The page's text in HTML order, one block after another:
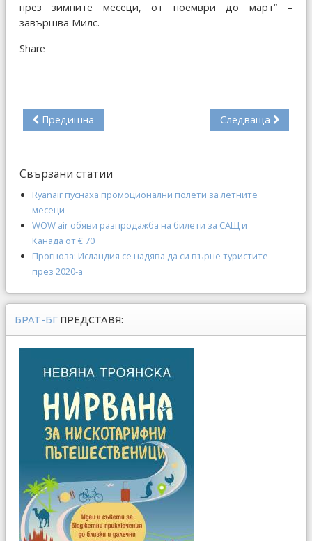
през зимните месеци, от ноември до март“ –
завършва Милс.
Share
Предишна Следваща
Свързани статии
Ryanair пуснаха промоционални полети за летните
месеци
WOW air обяви разпродажба на билети за САЩ и
Канада от € 70
Прогноза: Исландия се надява да си върне туристите
през 2020-а
БРАТ-БГ ПРЕДСТАВЯ: